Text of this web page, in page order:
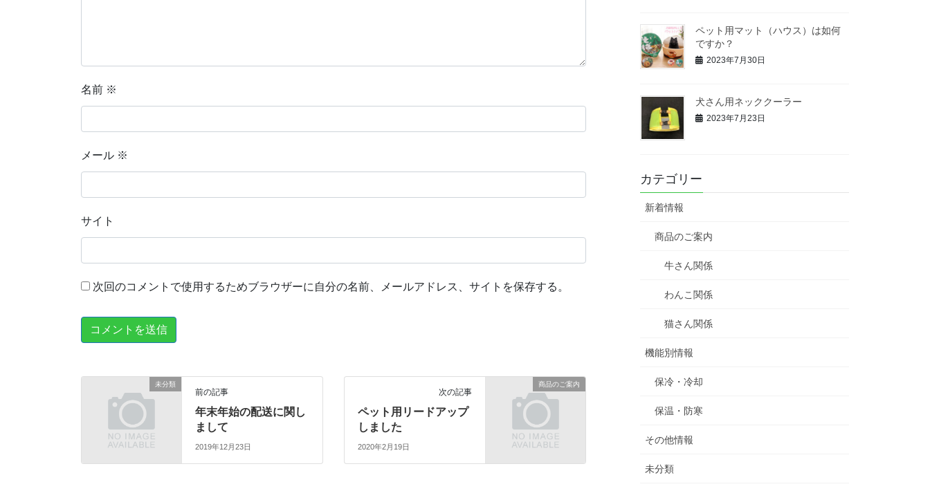
名前 ※
メール ※
サイト
次回のコメントで使用するためブラウザーに自分の名前、メールアドレス、サイトを保存する。
未分類
前の記事
年末年始の配送に関し
まして
2019年12月23日
商品のご案内
次の記事
ペット用リードアップ
しました
2020年2月19日
ペット用マット（ハウス）は如何
ですか？
2023年7月30日
犬さん用ネッククーラー
2023年7月23日
カテゴリー
新着情報
商品のご案内
牛さん関係
わんこ関係
猫さん関係
機能別情報
保冷・冷却
保温・防寒
その他情報
未分類